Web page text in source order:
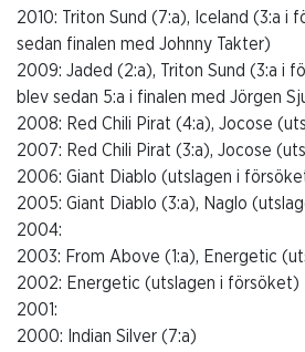
2010: Triton Sund (7:a), Iceland (3:a i
sedan finalen med Johnny Takter)
2009: Jaded (2:a), Triton Sund (3:a i
blev sedan 5:a i finalen med Jörgen
2008: Red Chili Pirat (4:a), Jocose
2007: Red Chili Pirat (3:a), Jocose
2006: Giant Diablo (utslagen i
2005: Giant Diablo (3:a), Naglo
2004:
2003: From Above (1:a), Energetic
2002: Energetic (utslagen i försöket)
2001:
2000: Indian Silver (7:a)